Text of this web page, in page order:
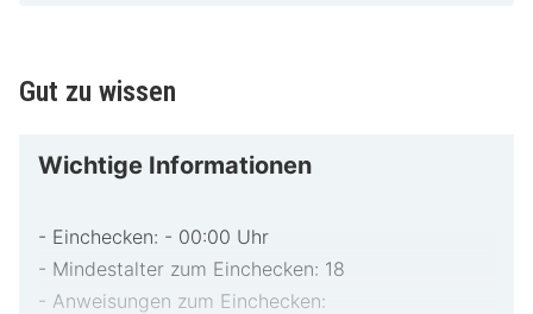
Gut zu wissen
Wichtige Informationen
- Einchecken: - 00:00 Uhr
- Mindestalter zum Einchecken: 18
- Anweisungen zum Einchecken: